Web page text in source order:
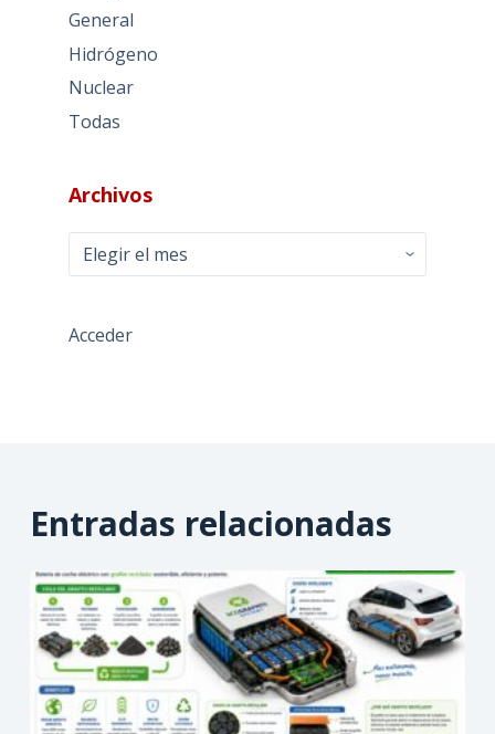
General
Hidrógeno
Nuclear
Todas
Archivos
Archivos
Acceder
Entradas relacionadas